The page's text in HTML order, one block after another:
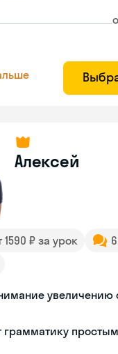
Алексей
1590 ₽ за урок
увеличению
грамматику